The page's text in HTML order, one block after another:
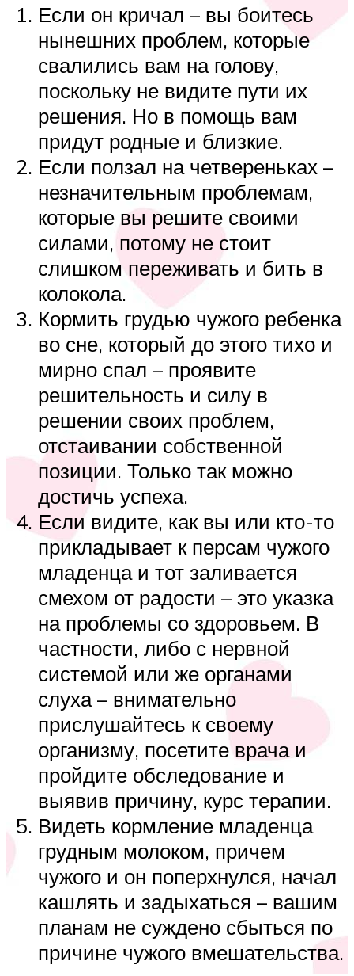
Если он кричал – вы боитесь
нынешних проблем, которые
свалились вам на голову,
поскольку не видите пути их
решения. Но в помощь вам
придут родные и близкие.
Если ползал на четвереньках –
незначительным проблемам,
которые вы решите своими
силами, потому не стоит
слишком переживать и бить в
колокола.
Кормить грудью чужого ребенка
во сне, который до этого тихо и
мирно спал – проявите
решительность и силу в
решении своих проблем,
отстаивании собственной
позиции. Только так можно
достичь успеха.
Если видите, как вы или кто-то
прикладывает к персам чужого
младенца и тот заливается
смехом от радости – это указка
на проблемы со здоровьем. В
частности, либо с нервной
системой или же органами
слуха – внимательно
прислушайтесь к своему
организму, посетите врача и
пройдите обследование и
выявив причину, курс терапии.
Видеть кормление младенца
грудным молоком, причем
чужого и он поперхнулся, начал
кашлять и задыхаться – вашим
планам не суждено сбыться по
причине чужого вмешательства.